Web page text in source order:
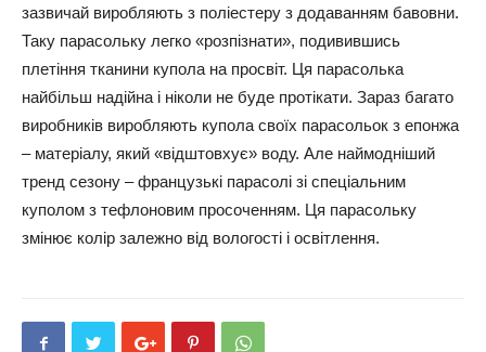
зазвичай виробляють з поліестеру з додаванням бавовни.
Таку парасольку легко «розпізнати», подивившись
плетіння тканини купола на просвіт. Ця парасолька
найбільш надійна і ніколи не буде протікати. Зараз багато
виробників виробляють купола своїх парасольок з епонжа
– матеріалу, який «відштовхує» воду. Але наймодніший
тренд сезону – французькі парасолі зі спеціальним
куполом з тефлоновим просоченням. Ця парасольку
змінює колір залежно від вологості і освітлення.